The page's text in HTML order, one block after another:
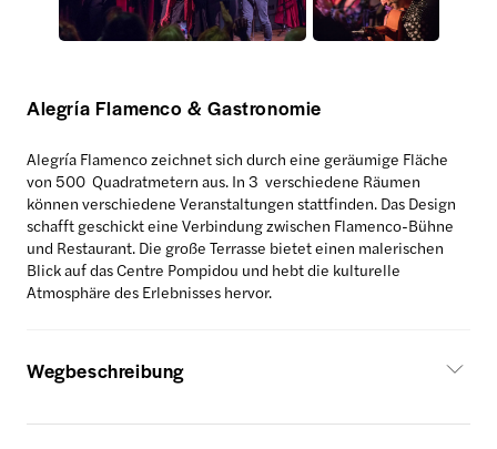
Alegría Flamenco & Gastronomie
Alegría Flamenco zeichnet sich durch eine geräumige Fläche
von 500 Quadratmetern aus. In 3 verschiedene Räumen
können verschiedene Veranstaltungen stattfinden. Das Design
schafft geschickt eine Verbindung zwischen Flamenco-Bühne
und Restaurant. Die große Terrasse bietet einen malerischen
Blick auf das Centre Pompidou und hebt die kulturelle
Atmosphäre des Erlebnisses hervor.
Wegbeschreibung